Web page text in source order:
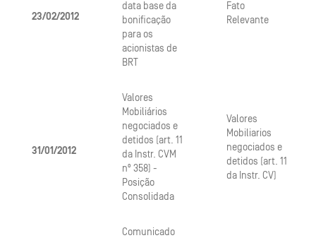
23/02/2012
data base da
bonificação
para os
acionistas de
BRT
Fato
Relevante
31/01/2012
Valores
Mobiliários
negociados e
detidos (art. 11
da Instr. CVM
nº 358) -
Posição
Consolidada
Valores
Mobiliarios
negociados e
detidos (art. 11
da Instr. CV)
Comunicado